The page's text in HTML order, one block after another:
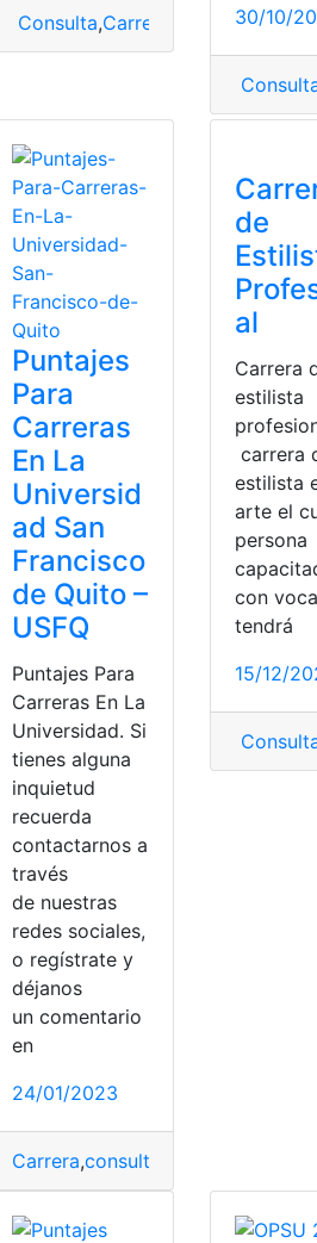
Consulta,Carrera Forense,Médico
30/10/
Ser Bachiller
Puntajes
Para
Carreras
En La
Universid
ad San
Francisco
de Quito –
USFQ
Puntajes Para
Carreras En La
Universidad. Si
tienes alguna
inquietud
recuerda
contactarnos a
través
de nuestras
redes sociales,
o regístrate y
déjanos
un comentario
en
24/01/2023
Carrera,consulta
de
al
Carrera
estilista
carrera
estilista
arte el
persona
con
tendrá
15/12/